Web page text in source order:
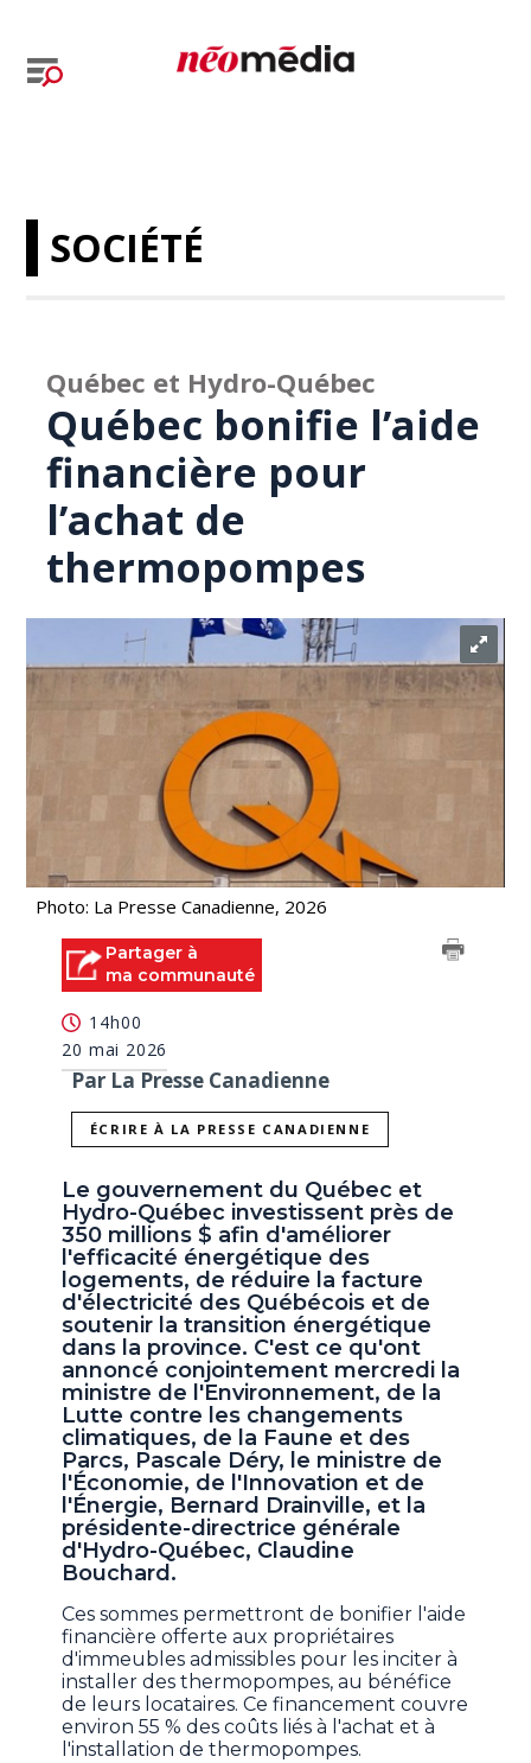
SOCIÉTÉ
Québec et Hydro-Québec
Québec bonifie l’aide
financière pour
l’achat de
thermopompes
Photo: La Presse Canadienne, 2026
Partager à
ma communauté
14h00
20 mai 2026
Par La Presse Canadienne
ÉCRIRE À LA PRESSE CANADIENNE
Le gouvernement du Québec et
Hydro-Québec investissent près de
350 millions $ afin d'améliorer
l'efficacité énergétique des
logements, de réduire la facture
d'électricité des Québécois et de
soutenir la transition énergétique
dans la province. C'est ce qu'ont
annoncé conjointement mercredi la
ministre de l'Environnement, de la
Lutte contre les changements
climatiques, de la Faune et des
Parcs, Pascale Déry, le ministre de
l'Économie, de l'Innovation et de
l'Énergie, Bernard Drainville, et la
présidente-directrice générale
d'Hydro-Québec, Claudine
Bouchard.
Ces sommes permettront de bonifier l'aide
financière offerte aux propriétaires
d'immeubles admissibles pour les inciter à
installer des thermopompes, au bénéfice
de leurs locataires. Ce financement couvre
environ 55 % des coûts liés à l'achat et à
l'installation de thermopompes.